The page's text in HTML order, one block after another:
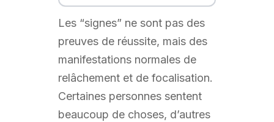
Les “signes” ne sont pas des
preuves de réussite, mais des
manifestations normales de
relâchement et de focalisation.
Certaines personnes sentent
beaucoup de choses, d’autres